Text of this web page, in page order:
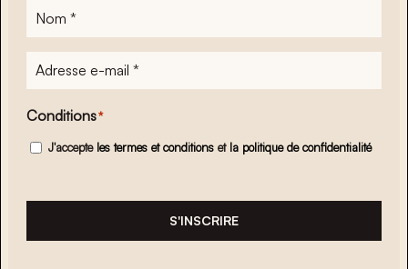
Nom
Adresse
e-
mail*
Conditions*
J'accepte les termes et conditions et la politique de confidentialité
S'INSCRIRE